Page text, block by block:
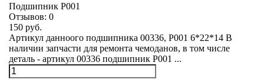
Подшипник Р001
Отзывов: 0
150 руб.
Артикул данноого подшипника 00336, Р001 6*22*14 В
наличии запчасти для ремонта чемоданов, в том числе
деталь - артикул 00336 подшипник Р001 ...